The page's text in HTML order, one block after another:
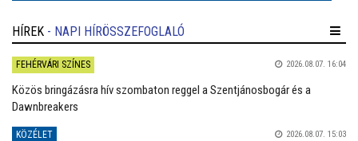
HÍREK - NAPI HÍRÖSSZEFOGLALÓ
FEHÉRVÁRI SZÍNES 2026.08.07. 16:04
Közös bringázásra hív szombaton reggel a Szentjánosbogár és a
Dawnbreakers
KÖZÉLET 2026.08.07. 15:03